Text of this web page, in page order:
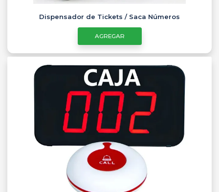
Dispensador de Tickets / Saca Números
AGREGAR